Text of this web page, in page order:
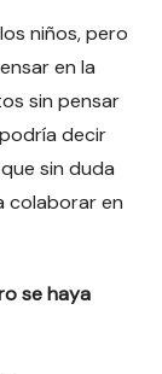
niños, pero
en la
sin pensar
decir
sin duda
colaborar en
se haya